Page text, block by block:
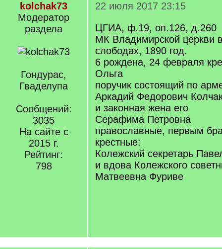
kolchak73
Модератор
раздела
Гондурас,
Гваделупа
Сообщений:
3035
На сайте с
2015 г.
Рейтинг:
798
22 июля 2017 23:15
ЦГИА, ф.19, оп.126, д.260
МК Владимирской церкви
слободах, 1890 год.
6 рождена, 24 февраля
Ольга
поручик состоящий по
Аркадий Федорович
и законная жена его
Серафима Петровна
православные, первым
крестные:
Колежский секретарь
и вдова Колежского
Матвеевна Фуриве